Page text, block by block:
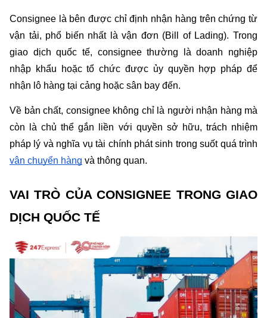
Consignee là bên được chỉ định nhận hàng trên chứng từ
vận tải, phổ biến nhất là vận đơn (Bill of Lading). Trong
giao dịch quốc tế, consignee thường là doanh nghiệp
nhập khẩu hoặc tổ chức được ủy quyền hợp pháp để
nhận lô hàng tại cảng hoặc sân bay đến.
Về bản chất, consignee không chỉ là người nhận hàng mà
còn là chủ thể gắn liền với quyền sở hữu, trách nhiệm
vận chuyển hàng và thông quan.
VAI TRÒ CỦA CONSIGNEE TRONG GIAO
DỊCH QUỐC TẾ